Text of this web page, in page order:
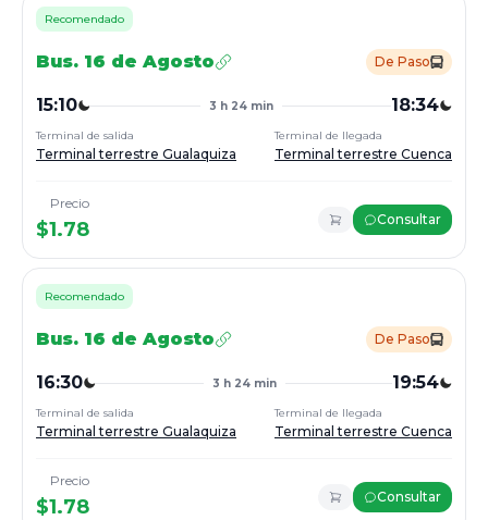
Recomendado
Bus. 16 de Agosto De Paso
15:10 3 h 24 min 18:34
Terminal de salida
Terminal terrestre Gualaquiza
Terminal de llegada
Terminal terrestre Cuenca
Precio
$1.78 Consultar
Recomendado
Bus. 16 de Agosto De Paso
16:30 3 h 24 min 19:54
Terminal de salida
Terminal terrestre Gualaquiza
Terminal de llegada
Terminal terrestre Cuenca
Precio
$1.78 Consultar